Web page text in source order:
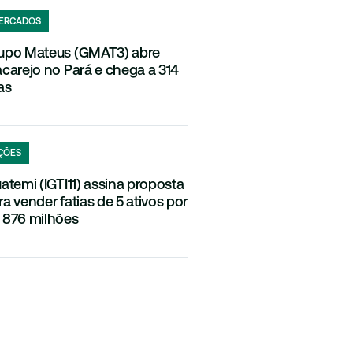
Mateus (GMAT3) abre
no Pará e chega a 314
(IGTI11) assina proposta
vender fatias de 5 ativos por
876 milhões